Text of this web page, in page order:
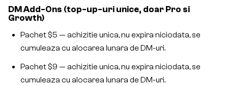
DM Add-Ons (top-up-uri unice, doar Pro si
Growth)
Pachet $5 — achizitie unica, nu expira niciodata, se
cumuleaza cu alocarea lunara de DM-uri.
Pachet $9 — achizitie unica, nu expira niciodata, se
cumuleaza cu alocarea lunara de DM-uri.